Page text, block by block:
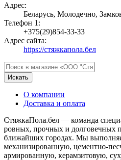
Адрес:
Беларусь, Молодечно,
Телефон 1:
+375(29)854-33-33
Адрес сайта:
https://стяжкапола.бел
Искать
О компании
Доставка и оплата
СтяжкаПола.бел — команда
ровных, прочных и долговечных
ближайших городах. Мы
механизированную, цементно-
армированную, керамзитовую,